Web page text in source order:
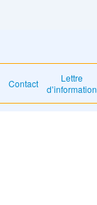
Contact
Lettre
d’information